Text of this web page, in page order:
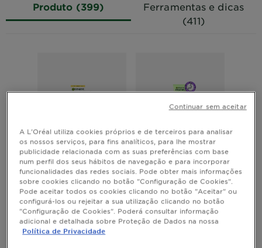
Produto (399)
Ferramentas e dicas
(411)
GARNIER SKIN ACTIVE
Sérum Creme 2
em 1 com
Vitamina C e
FPS 25
4.8148 out of 5 stars based on reviews
(27)
VISTA
FRUCTIS MÉTODO
CARACÓIS
Champô
Método Curly
Fructis
5 out of 5 stars based
(1)
A L'Oréal utiliza cookies próprios e de terceiros para analisar
os nossos serviços, para fins analíticos, para lhe mostrar
publicidade relacionada com as suas preferências com base
num perfil dos seus hábitos de navegação e para incorporar
funcionalidades das redes sociais. Pode obter mais informações
sobre cookies clicando no botão "Configuração de Cookies".
Pode aceitar todos os cookies clicando no botão "Aceitar" ou
configurá-los ou rejeitar a sua utilização clicando no botão
"Configuração de Cookies". Poderá consultar informação
adicional e detalhada sobre Proteção de Dados na nossa
Política de Privacidade
Continuar sem aceitar